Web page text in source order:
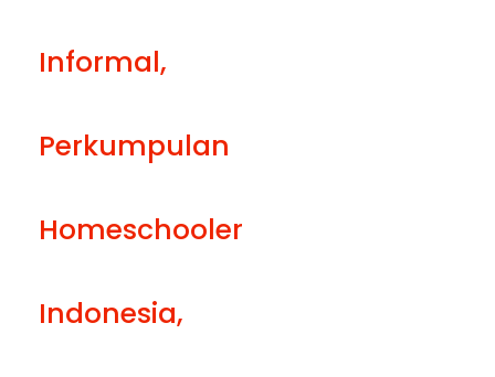
Informal,
Perkumpulan
Homeschooler
Indonesia,